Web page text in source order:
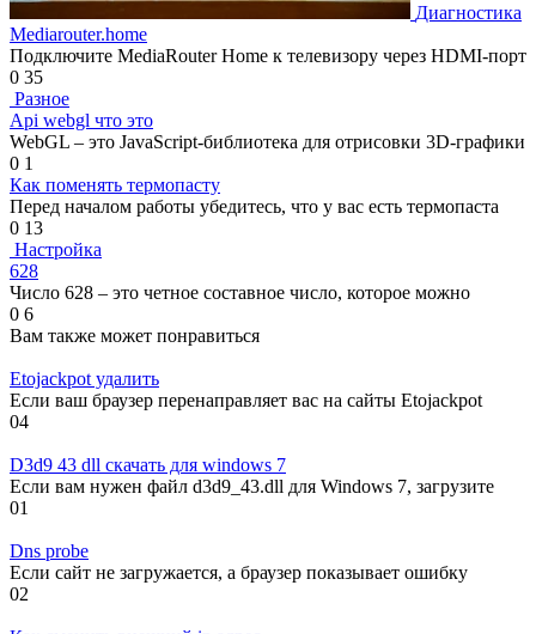
Диагностика
Mediarouter.home
Подключите MediaRouter Home к телевизору через HDMI-порт
0 35
Разное
Api webgl что это
WebGL – это JavaScript-библиотека для отрисовки 3D-графики
0 1
Как поменять термопасту
Перед началом работы убедитесь, что у вас есть термопаста
0 13
Настройка
628
Число 628 – это четное составное число, которое можно
0 6
Вам также может понравиться
Etojackpot удалить
Если ваш браузер перенаправляет вас на сайты Etojackpot
04
D3d9 43 dll скачать для windows 7
Если вам нужен файл d3d9_43.dll для Windows 7, загрузите
01
Dns probe
Если сайт не загружается, а браузер показывает ошибку
02